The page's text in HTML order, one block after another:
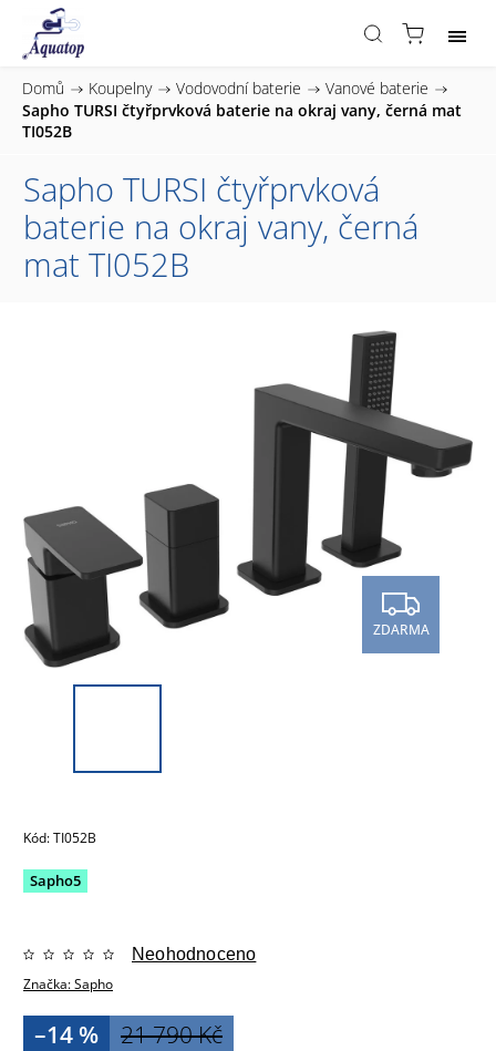
Domů / Koupelny / Vodovodní baterie / Vanové baterie /
Sapho TURSI čtyřprvková baterie na okraj vany, černá mat
TI052B
Sapho TURSI čtyřprvková
baterie na okraj vany, černá
mat TI052B
ZDARMA
Kód:TI052B
Sapho5
Značka:Sapho
Neohodnoceno
21 790 Kč
–14 %